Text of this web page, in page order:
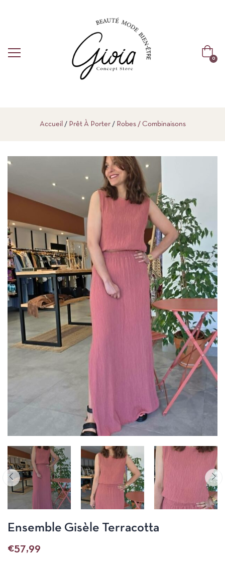
0
Accueil Prêt À Porter Robes / Combinaisons
Ensemble Gisèle Terracotta
€57,99